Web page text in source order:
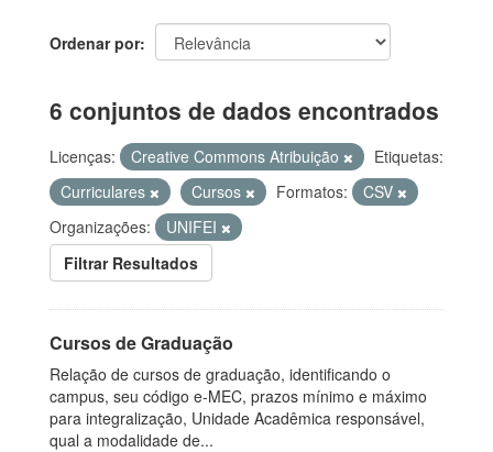
Ordenar por
6 conjuntos de dados encontrados
Licenças: Creative Commons Atribuição
Etiquetas:
Curriculares
Cursos Formatos:
CSV
Organizações:
UNIFEI
Filtrar Resultados
Cursos de Graduação
Relação de cursos de graduação, identificando o
campus, seu código e-MEC, prazos mínimo e máximo
para integralização, Unidade Acadêmica responsável,
qual a modalidade de...